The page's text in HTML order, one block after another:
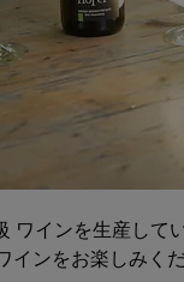
ワインを生産して
インをお楽しみく